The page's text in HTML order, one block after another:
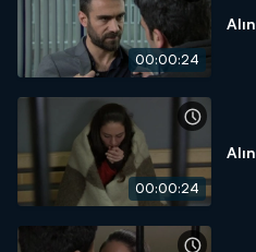
00:00:24
00:00:24